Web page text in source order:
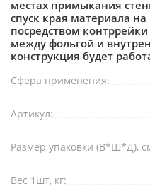
местах примыкания
спуск края материала
посредством
между фольгой и
конструкция будет
Сфера применения:
Артикул:
Размер упаковки (В*Ш*Д),
Вес 1шт, кг: